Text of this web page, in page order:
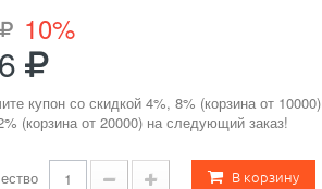
10%
купон со скидкой 4%, 8% (корзина от 10000)
(корзина от 20000) на следующий заказ!
В корзину